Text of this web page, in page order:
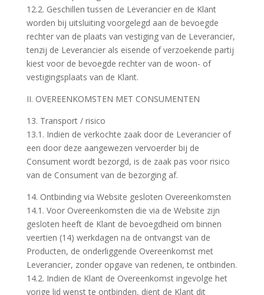
12.2. Geschillen tussen de Leverancier en de Klant
worden bij uitsluiting voorgelegd aan de bevoegde
rechter van de plaats van vestiging van de Leverancier,
tenzij de Leverancier als eisende of verzoekende partij
kiest voor de bevoegde rechter van de woon- of
vestigingsplaats van de Klant.
II. OVEREENKOMSTEN MET CONSUMENTEN
13. Transport / risico
13.1. Indien de verkochte zaak door de Leverancier of
een door deze aangewezen vervoerder bij de
Consument wordt bezorgd, is de zaak pas voor risico
van de Consument van de bezorging af.
14. Ontbinding via Website gesloten Overeenkomsten
14.1. Voor Overeenkomsten die via de Website zijn
gesloten heeft de Klant de bevoegdheid om binnen
veertien (14) werkdagen na de ontvangst van de
Producten, de onderliggende Overeenkomst met
Leverancier, zonder opgave van redenen, te ontbinden.
14.2. Indien de Klant de Overeenkomst ingevolge het
vorige lid wenst te ontbinden, dient de Klant dit